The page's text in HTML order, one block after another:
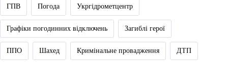
ГПВ Погода Укргідрометцентр
Графіки погодинних відключень Загиблі герої
ППО Шахед Кримінальне провадження ДТП